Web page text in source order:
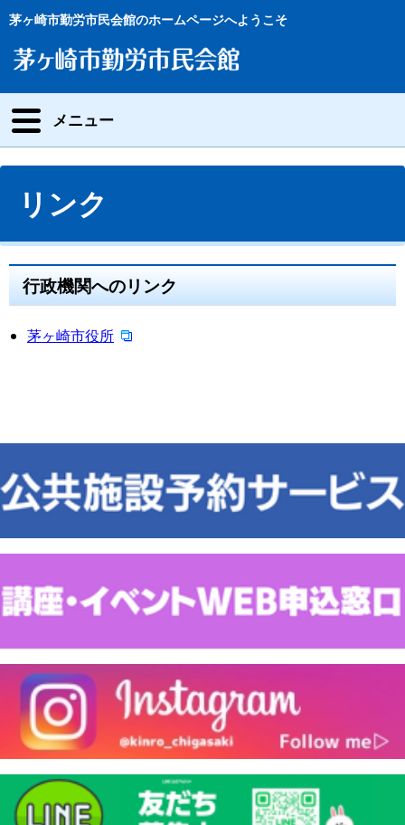
茅ヶ崎市勤労市民会館のホームページへようこそ
メニュー
リンク
行政機関へのリンク
茅ヶ崎市役所